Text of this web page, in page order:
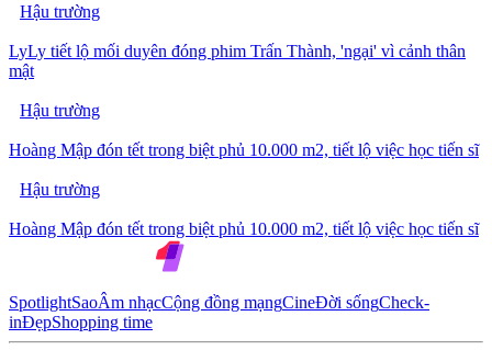
Hậu trường
LyLy tiết lộ mối duyên đóng phim Trấn Thành, 'ngại' vì cảnh thân
mật
Hậu trường
Hoàng Mập đón tết trong biệt phủ 10.000 m2, tiết lộ việc học tiến sĩ
Hậu trường
Hoàng Mập đón tết trong biệt phủ 10.000 m2, tiết lộ việc học tiến sĩ
SpotlightSaoÂm nhạcCộng đồng mạngCineĐời sốngCheck-
inĐẹpShopping time